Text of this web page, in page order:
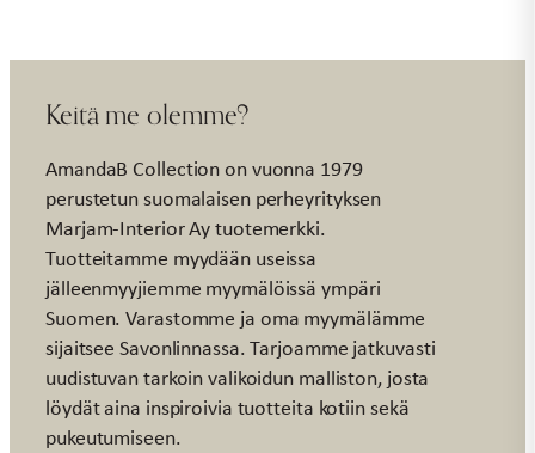
Keitä me olemme?
AmandaB Collection on vuonna 1979
perustetun suomalaisen perheyrityksen
Marjam-Interior Ay tuotemerkki.
Tuotteitamme myydään useissa
jälleenmyyjiemme myymälöissä ympäri
Suomen. Varastomme ja oma myymälämme
sijaitsee Savonlinnassa. Tarjoamme jatkuvasti
uudistuvan tarkoin valikoidun malliston, josta
löydät aina inspiroivia tuotteita kotiin sekä
pukeutumiseen.